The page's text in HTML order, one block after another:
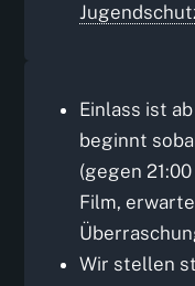
Einlass ist
beginnt
(gegen
Film,
Wir stellen